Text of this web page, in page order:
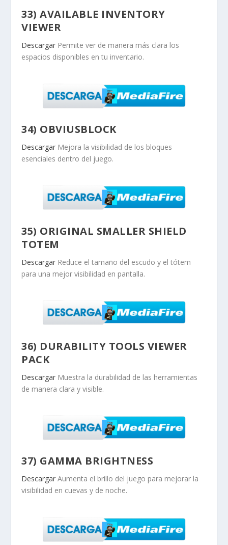
33) AVAILABLE INVENTORY
VIEWER
Descargar Permite ver de manera más clara los
espacios disponibles en tu inventario.
34) OBVIUSBLOCK
Descargar Mejora la visibilidad de los bloques
esenciales dentro del juego.
35) ORIGINAL SMALLER SHIELD
TOTEM
Descargar Reduce el tamaño del escudo y el tótem
para una mejor visibilidad en pantalla.
36) DURABILITY TOOLS VIEWER
PACK
Descargar Muestra la durabilidad de las herramientas
de manera clara y visible.
37) GAMMA BRIGHTNESS
Descargar Aumenta el brillo del juego para mejorar la
visibilidad en cuevas y de noche.